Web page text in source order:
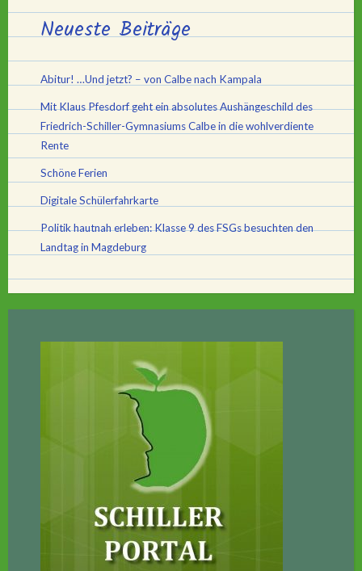
Neueste Beiträge
Abitur! …Und jetzt? – von Calbe nach Kampala
Mit Klaus Pfesdorf geht ein absolutes Aushängeschild des
Friedrich-Schiller-Gymnasiums Calbe in die wohlverdiente
Rente
Schöne Ferien
Digitale Schülerfahrkarte
Politik hautnah erleben: Klasse 9 des FSGs besuchten den
Landtag in Magdeburg